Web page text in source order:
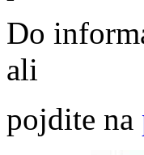
Do
ali
pojdite na